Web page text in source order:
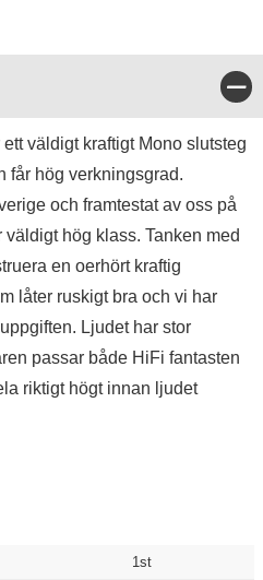
väldigt kraftigt Mono slutsteg
får hög verkningsgrad.
och framtestat av oss på
hög klass. Tanken med
en oerhört kraftig
låter ruskigt bra och vi har
Ljudet har stor
passar både HiFi fantasten
riktigt högt innan ljudet
1st